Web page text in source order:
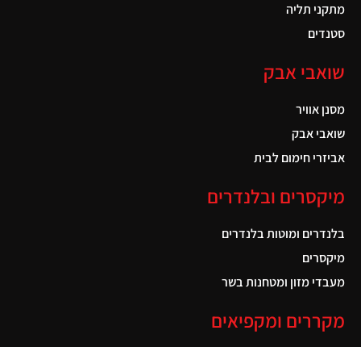
מתקני תליה
סטנדים
שואבי אבק
מסנן אוויר
שואבי אבק
אביזרי חימום לבית
מיקסרים ובלנדרים
בלנדרים ומוטות בלנדרים
מיקסרים
מעבדי מזון ומטחנות בשר
מקררים ומקפיאים